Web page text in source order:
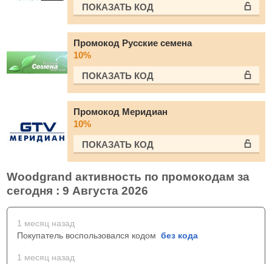
ПОКАЗАТЬ КОД
Промокод Русские семена
10%
ПОКАЗАТЬ КОД
Промокод Меридиан
10%
ПОКАЗАТЬ КОД
Woodgrand активность по промокодам за
сегодня : 9 Августа 2026
1 месяц назад
Покупатель воспользовался кодом без кода
1 месяц назад